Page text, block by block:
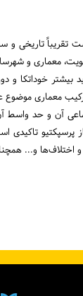
تاریخی و
معماری و
بیشتر
معماری موضوع
آن و حد
اختلاف‌ها و...